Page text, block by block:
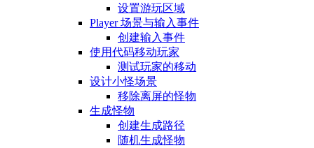
设置游玩区域
Player 场景与输入事件
创建输入事件
使用代码移动玩家
测试玩家的移动
设计小怪场景
移除离屏的怪物
生成怪物
创建生成路径
随机生成怪物